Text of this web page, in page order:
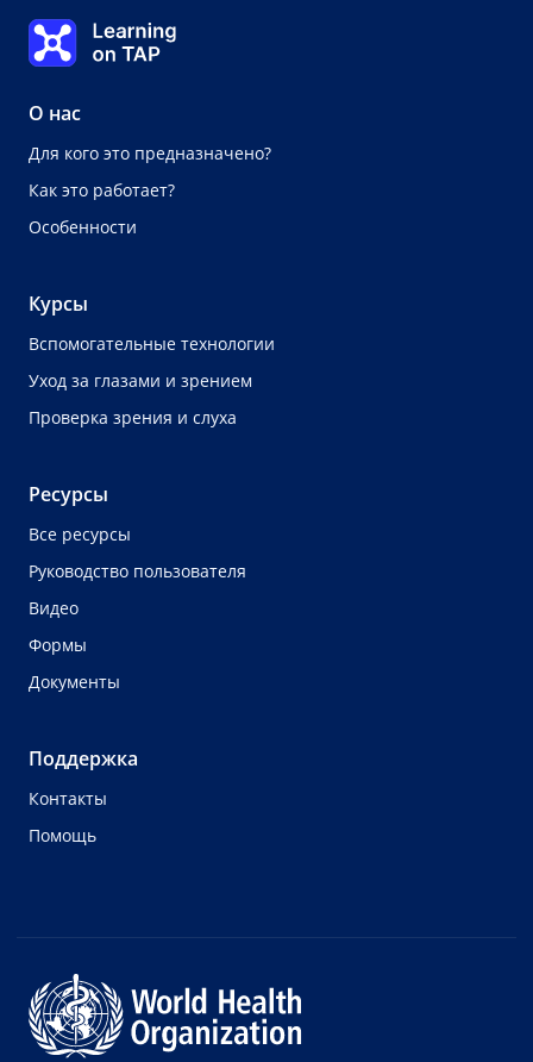
0%
Урок 1
Урок:0 из 0
Learning on TAP Главная
О нас
Для кого это предназначено?
Как это работает?
Особенности
Курсы
Вспомогательные технологии
Уход за глазами и зрением
Проверка зрения и слуха
Ресурсы
Все ресурсы
Руководство пользователя
Видео
Формы
Документы
Поддержка
Контакты
Помощь